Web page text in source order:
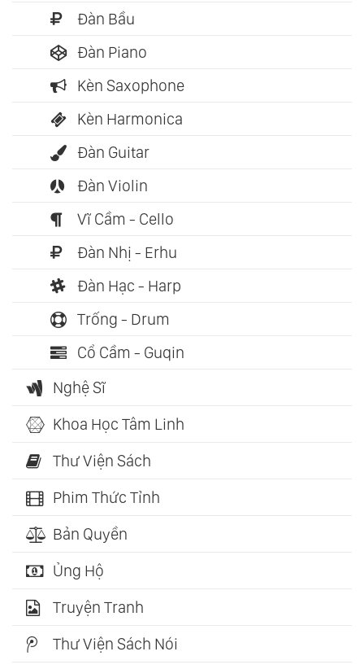
Đàn Bầu
Đàn Piano
Kèn Saxophone
Kèn Harmonica
Đàn Guitar
Đàn Violin
Vĩ Cầm - Cello
Đàn Nhị - Erhu
Đàn Hạc - Harp
Trống - Drum
Cổ Cầm - Guqin
Nghệ Sĩ
Khoa Học Tâm Linh
Thư Viện Sách
Phim Thức Tỉnh
Bản Quyền
Ủng Hộ
Truyện Tranh
Thư Viện Sách Nói